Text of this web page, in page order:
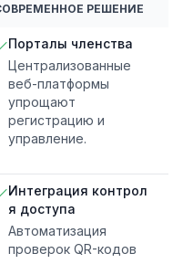
РЕШЕНИЕ
Порталы членства
Централизованные
веб-платформы
упрощают
регистрацию и
управление.
Интеграция контрол
я доступа
Автоматизация
проверок QR-кодов